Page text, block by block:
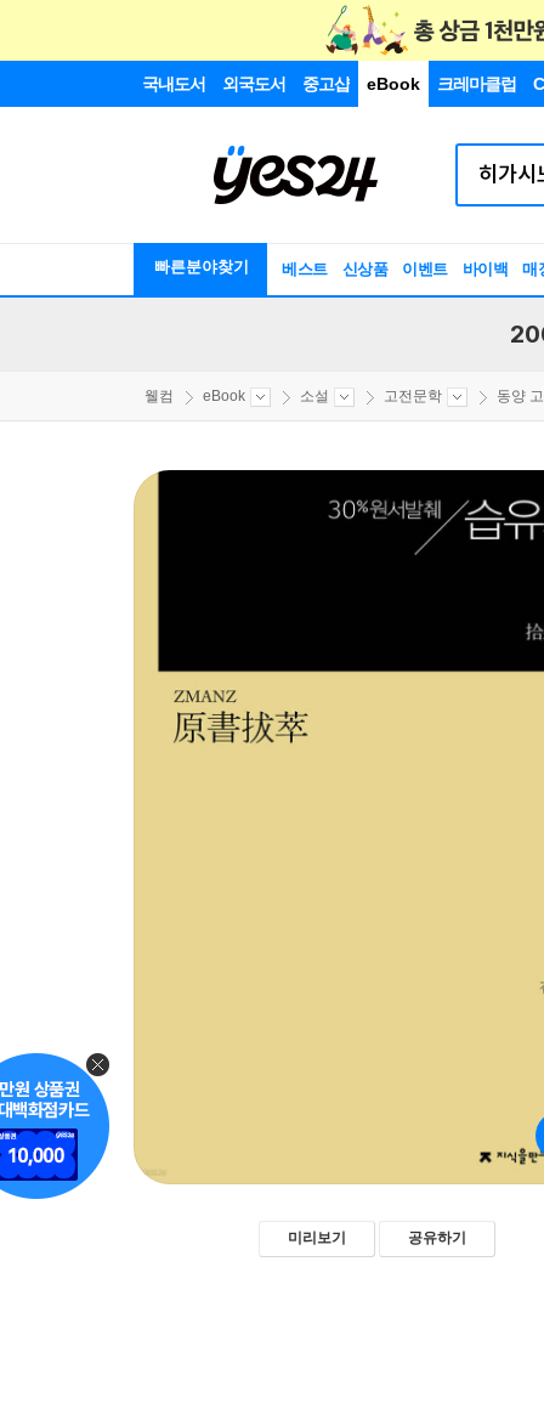
국내도서 외국도서 중고샵 eBook 크레마클럽
빠른분야찾기 베스트 신상품 이벤트 바이백 매
웰컴 eBook 소설 고전문학 동양
미리보기 공유하기